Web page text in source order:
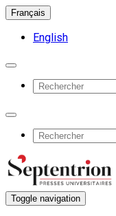
Français
English
Toggle navigation